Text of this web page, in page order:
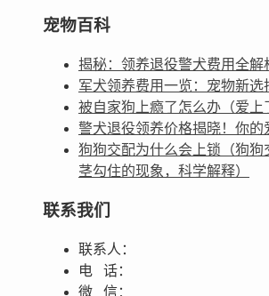
宠物百科
揭秘：领养退役警犬费用全解
军犬领养费用一览：宠物新选
被自家狗上瘾了怎么办（爱上
警犬退役领养价格揭晓！你的
狗狗交配为什么会上锁（狗狗
茎勾住的现象，科学解释）
联系我们
联系人：
电 话：
微 信：